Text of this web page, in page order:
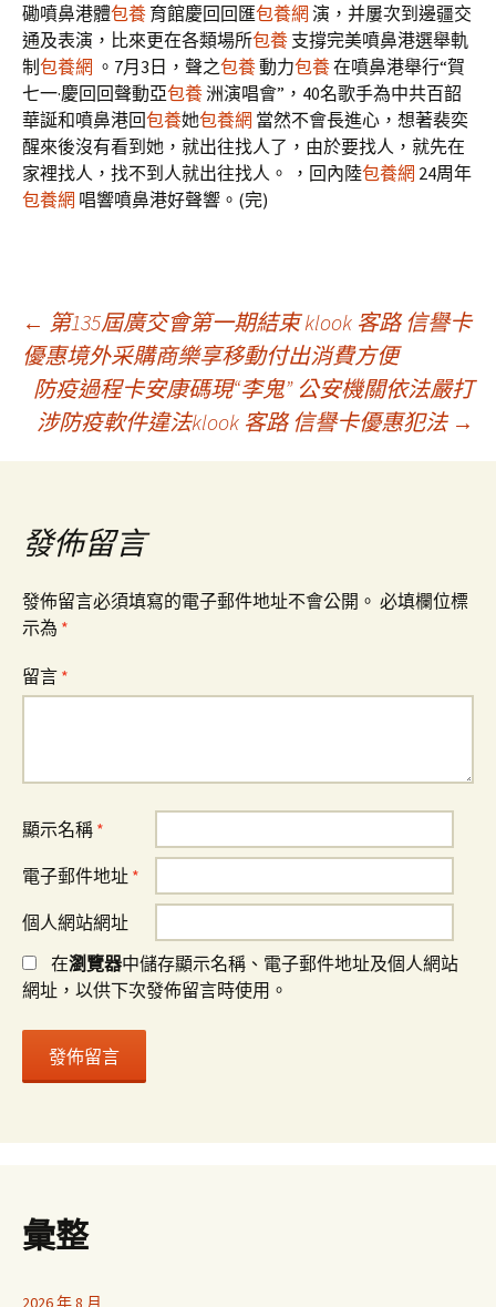
磡噴鼻港體包養 育館慶回回匯包養網 演，并屢次到邊疆交
通及表演，比來更在各類場所包養 支撐完美噴鼻港選舉軌
制 包養網 。7月3日，聲之包養動力包養在噴鼻港舉行“賀
七一·慶回回聲動亞包養洲演唱會”，40名歌手為中共百韶
華誕和噴鼻港回包養她包養網 當然不會長進心，想著裴奕
醒來後沒有看到她，就出往找人了，由於要找人，就先在
家裡找人，找不到人就出往找人。 ，回內陸包養網 24周年
包養網 唱響噴鼻港好聲響。(完)
文
章
導
覽
← 第135屆廣交會第一期結束 klook 客路 信譽卡
優惠境外采購商樂享移動付出消費方便
防疫過程卡安康碼現“李鬼” 公安機關依法嚴打
涉防疫軟件違法klook 客路 信譽卡優惠犯法 →
發佈留言
發佈留言必須填寫的電子郵件地址不會公開。 必填欄位標
示為 *
留言 *
顯示名稱 *
電子郵件地址 *
個人網站網址
在瀏覽器中儲存顯示名稱、電子郵件地址及個人網站
網址，以供下次發佈留言時使用。
彙整
2026 年 8 月